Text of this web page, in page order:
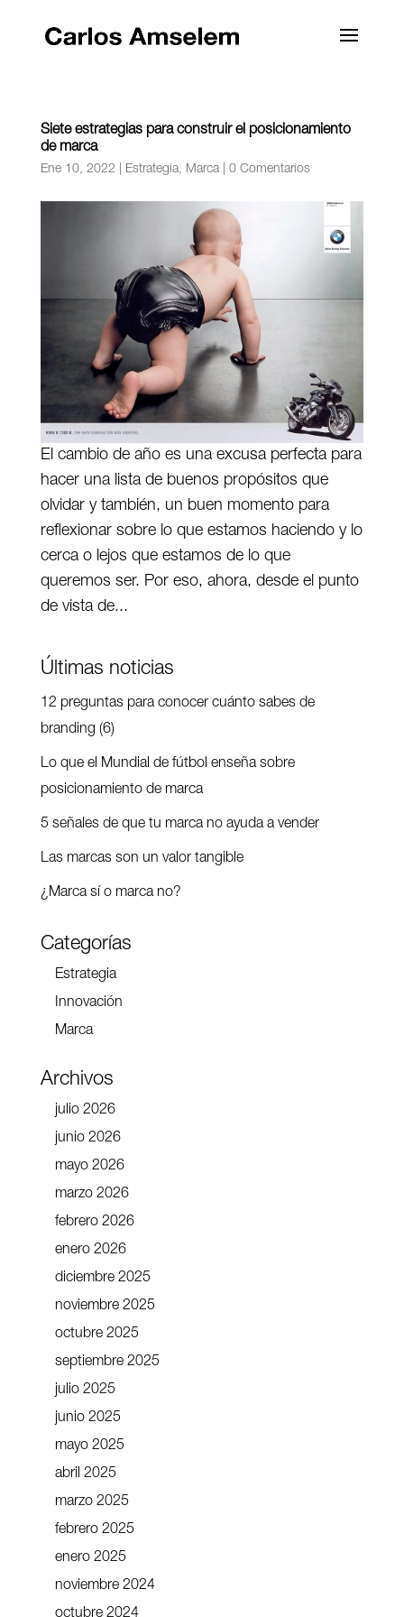
Siete estrategias para construir el posicionamiento
de marca
Ene 10, 2022 Estrategia, Marca| 0 Comentarios
El cambio de año es una excusa perfecta para
hacer una lista de buenos propósitos que
olvidar y también, un buen momento para
reflexionar sobre lo que estamos haciendo y lo
cerca o lejos que estamos de lo que
queremos ser. Por eso, ahora, desde el punto
de vista de...
Últimas noticias
12 preguntas para conocer cuánto sabes de
branding (6)
Lo que el Mundial de fútbol enseña sobre
posicionamiento de marca
5 señales de que tu marca no ayuda a vender
Las marcas son un valor tangible
¿Marca sí o marca no?
Categorías
Estrategia
Innovación
Marca
Archivos
julio 2026
junio 2026
mayo 2026
marzo 2026
febrero 2026
enero 2026
diciembre 2025
noviembre 2025
octubre 2025
septiembre 2025
julio 2025
junio 2025
mayo 2025
abril 2025
marzo 2025
febrero 2025
enero 2025
noviembre 2024